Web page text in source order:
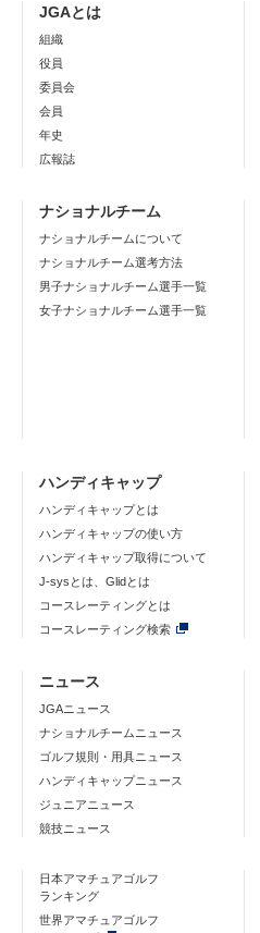
JGAとは
組織
役員
委員会
会員
年史
広報誌
ナショナルチーム
ナショナルチームについて
ナショナルチーム選考方法
男子ナショナルチーム選手一覧
女子ナショナルチーム選手一覧
ハンディキャップ
ハンディキャップとは
ハンディキャップの使い方
ハンディキャップ取得について
J-sysとは、Glidとは
コースレーティングとは
コースレーティング検索
ニュース
JGAニュース
ナショナルチームニュース
ゴルフ規則・用具ニュース
ハンディキャップニュース
ジュニアニュース
競技ニュース
日本アマチュアゴルフ
ランキング
世界アマチュアゴルフ